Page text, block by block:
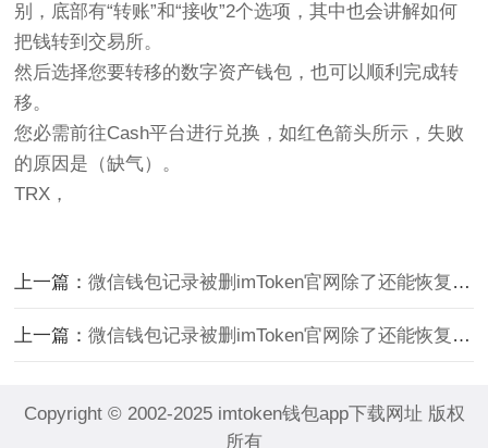
别，底部有“转账”和“接收”2个选项，其中也会讲解如何
把钱转到交易所。
然后选择您要转移的数字资产钱包，也可以顺利完成转
移。
您必需前往Cash平台进行兑换，如红色箭头所示，失败
的原因是（缺气）。
TRX，
上一篇：微信钱包记录被删imToken官网除了还能恢复吗？
上一篇：微信钱包记录被删imToken官网除了还能恢复吗？
Copyright © 2002-2025 imtoken钱包app下载网址 版权
所有